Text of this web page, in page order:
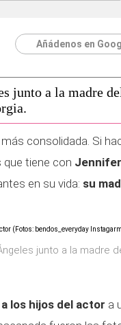
Añádenos en
junto a la madre
consolidada. Si
que tiene con
en su vida: su
junto a la madre
los hijos del actor a